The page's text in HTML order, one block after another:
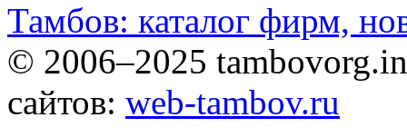
Тамбов: каталог фирм,
© 2006–2025
сайтов: web-tambov.ru